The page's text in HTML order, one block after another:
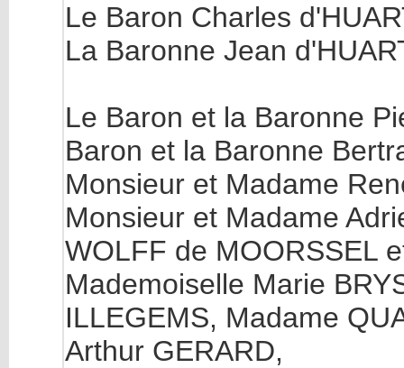
Le Baron Charles
La Baronne Jean
Le Baron et la Baronne
Baron et la Baronne
Monsieur et Madame
Monsieur et Madame
WOLFF de MOORSSEL
Mademoiselle Marie
ILLEGEMS, Madame
Arthur GERARD,